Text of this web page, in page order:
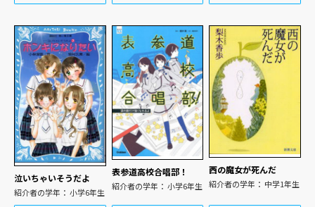
泣いちゃいそうだよ
紹介者の学年： 小学6年生
表参道高校合唱部！
紹介者の学年： 小学6年生
西の魔女が死んだ
紹介者の学年： 中学1年生